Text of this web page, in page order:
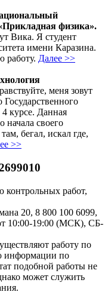
физика».
Вика. Я студент
имени Каразина.
работу. Далее >>
меня зовут
4 курсе. Данная
начала своего
бегал, искал где,
>>
работ,
20, 8 800 100 6099,
10:00-19:00 (МСК), СБ-
работу по
информации по
подобной работы не
может служить